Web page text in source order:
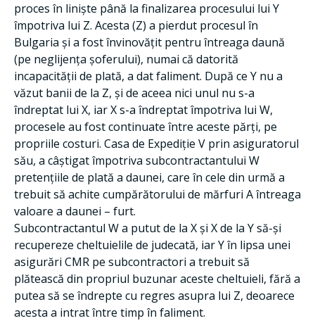
proces în liniște până la finalizarea procesului lui Y
împotriva lui Z. Acesta (Z) a pierdut procesul în
Bulgaria și a fost învinovățit pentru întreaga daună
(pe neglijența șoferului), numai că datorită
incapacității de plată, a dat faliment. După ce Y nu a
văzut banii de la Z, și de aceea nici unul nu s-a
îndreptat lui X, iar X s-a îndreptat împotriva lui W,
procesele au fost continuate între aceste părți, pe
propriile costuri. Casa de Expediție V prin asiguratorul
său, a câștigat împotriva subcontractantului W
pretențiile de plată a daunei, care în cele din urmă a
trebuit să achite cumpărătorului de mărfuri A întreaga
valoare a daunei – furt.
Subcontractantul W a putut de la X și X de la Y să-și
recupereze cheltuielile de judecată, iar Y în lipsa unei
asigurări CMR pe subcontractori a trebuit să
plătească din propriul buzunar aceste cheltuieli, fără a
putea să se îndrepte cu regres asupra lui Z, deoarece
acesta a intrat între timp în faliment.